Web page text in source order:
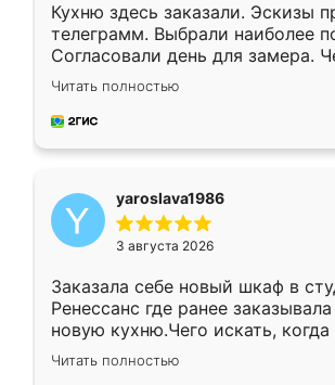
Кухню здесь заказали. Эскизы
телеграмм. Выбрали наиболее
Согласовали день для замера.
недели кухня была уже готова.
довольны работой. Спасибо
мебель за качественную работу!
Читать полностью
yaroslava1986
3 августа 2026
Заказала себе новый шкаф в
Ренессанс где ранее
новую кухню.Чего искать,
вполне довольна. Служит кухня
два года, нареканий нет.
Читать полностью